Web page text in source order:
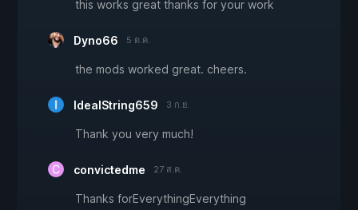
this works great thanks for your work
Dyno66 5 ต.ค.
the mods worked great. cheers.
IdealString659 3 ก.ย.
Thank you very much!
convictedme 27 ส.ค.
Thanks forEverythingEverything